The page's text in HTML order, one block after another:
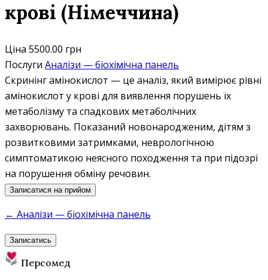
крові (Німеччина)
Ціна 5500.00 грн
Послуги Аналізи — біохімічна панель
Скринінг амінокислот — це аналіз, який вимірює рівні
амінокислот у крові для виявлення порушень їх
метаболізму та спадкових метаболічних
захворювань. Показаний новонародженим, дітям з
розвитковими затримками, неврологічною
симптоматикою неясного походження та при підозрі
на порушення обміну речовин.
Записатися на прийом
← Аналізи — біохімічна панель
Записатись
Персомед